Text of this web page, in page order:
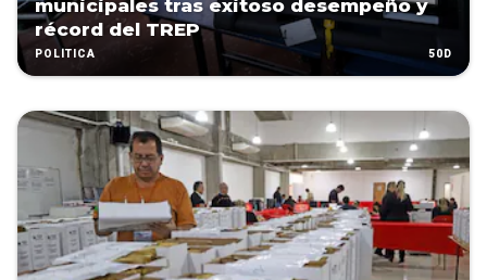
municipales tras exitoso desempeño y
récord del TREP
POLÍTICA 50D